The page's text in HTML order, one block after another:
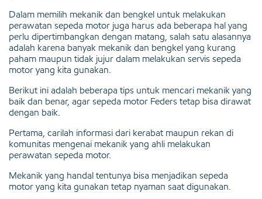
Dalam memilih mekanik dan bengkel untuk melakukan
perawatan sepeda motor juga harus ada beberapa hal yang
perlu dipertimbangkan dengan matang, salah satu alasannya
adalah karena banyak mekanik dan bengkel yang kurang
paham maupun tidak jujur dalam melakukan servis sepeda
motor yang kita gunakan.
Berikut ini adalah beberapa tips untuk mencari mekanik yang
baik dan benar, agar sepeda motor Feders tetap bisa dirawat
dengan baik.
Pertama, carilah informasi dari kerabat maupun rekan di
komunitas mengenai mekanik yang ahli melakukan
perawatan sepeda motor.
Mekanik yang handal tentunya bisa menjadikan sepeda
motor yang kita gunakan tetap nyaman saat digunakan.